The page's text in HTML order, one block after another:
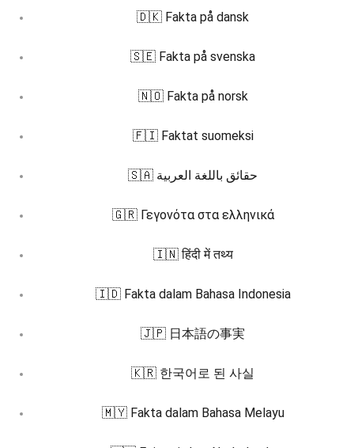
🇩🇰 Fakta på dansk
🇸🇪 Fakta på svenska
🇳🇴 Fakta på norsk
🇫🇮 Faktat suomeksi
🇸🇦 حقائق باللغة العربية
🇬🇷 Γεγονότα στα ελληνικά
🇮🇳 हिंदी में तथ्य
🇮🇩 Fakta dalam Bahasa Indonesia
🇯🇵 日本語の事実
🇰🇷 한국어로 된 사실
🇲🇾 Fakta dalam Bahasa Melayu